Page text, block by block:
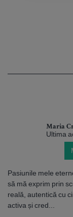
Maria
Ultima
Pasiunile mele
să mă exprim prin
reală, autentică cu
activa și cred...